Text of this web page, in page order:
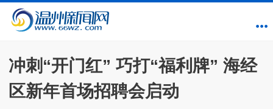
冲刺“开门红” 巧打“福利牌” 海经
区新年首场招聘会启动